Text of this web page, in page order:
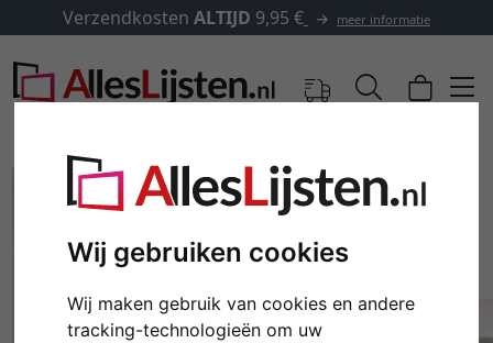
Wij gebruiken cookies
Wij maken gebruik van cookies en andere
tracking-technologieën om uw
Verzendkosten ALTIJD 9,95 € meer informatie